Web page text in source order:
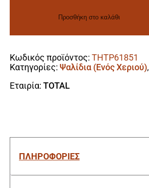
Προσθήκη στο καλάθι
Κωδικός προϊόντος: THTP61851
Κατηγορίες: Ψαλίδια (Ενός Χεριού),
Εταιρία: TOTAL
ΠΛΗΡΟΦΟΡΙΕΣ